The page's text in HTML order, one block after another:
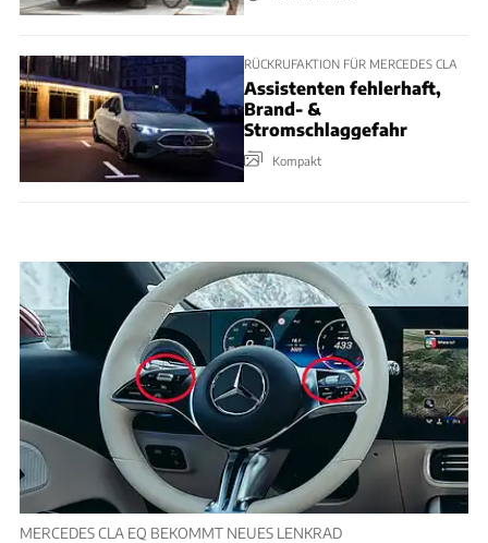
RÜCKRUFAKTION FÜR MERCEDES CLA
Assistenten fehlerhaft,
Brand- &
Stromschlaggefahr
Kompakt
MERCEDES CLA EQ BEKOMMT NEUES LENKRAD